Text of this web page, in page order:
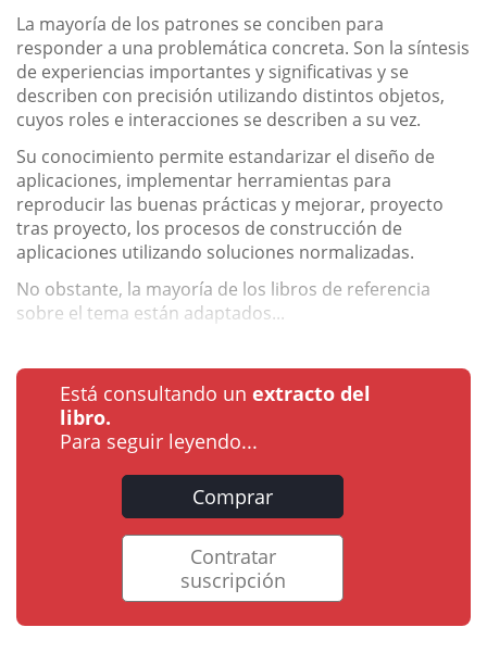
La mayoría de los patrones se conciben para
responder a una problemática concreta. Son la síntesis
de experiencias importantes y significativas y se
describen con precisión utilizando distintos objetos,
cuyos roles e interacciones se describen a su vez.
Su conocimiento permite estandarizar el diseño de
aplicaciones, implementar herramientas para
reproducir las buenas prácticas y mejorar, proyecto
tras proyecto, los procesos de construcción de
aplicaciones utilizando soluciones normalizadas.
No obstante, la mayoría de los libros de referencia
sobre el tema están adaptados...
Está consultando un extracto del
libro.
Para seguir leyendo...
Comprar
Contratar
suscripción